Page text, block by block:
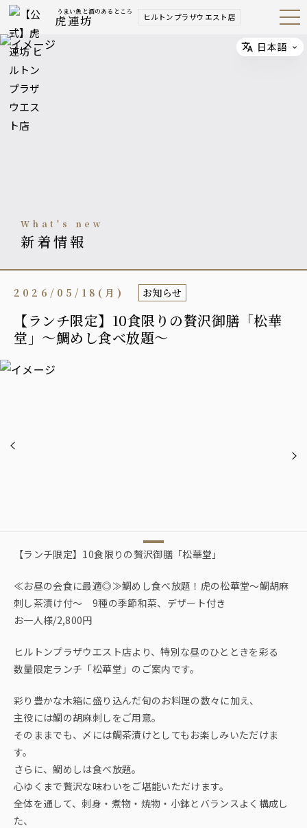
うまい魚と酒のあるところ
虎連坊 ヒルトンプラザウエスト店 Open
Navig
what's new
新着情報
【ランチ限定】10食限りの贅沢御膳「松華
堂」～鯛めし食べ放題～
2026/05/18(月) お知らせ
【ランチ限定】10食限りの贅沢御膳「松華堂」
≪お昼の会食に最適◎≫鯛めし食べ放題！虎の松華堂～鯛胡麻
刺し茶漬け付～ 9種の季節和菜、デザート付き
お一人様/2,800円
ヒルトンプラザウエスト店より、特別な昼のひとときを彩る
数量限定ランチ「松華堂」のご案内です。
彩り豊かな木箱に盛り込んだ旬のお料理の数々に加え、
主役には鯛の胡麻刺しをご用意。
そのままでも、〆には鯛茶漬けとしてもお楽しみいただけま
す。
さらに、鯛めしは食べ放題。
心ゆくまで贅沢な味わいをご堪能いただけます。
全体を通して、刺身・煮物・焼物・小鉢とバランスよく構成し
た、
Select
日本語